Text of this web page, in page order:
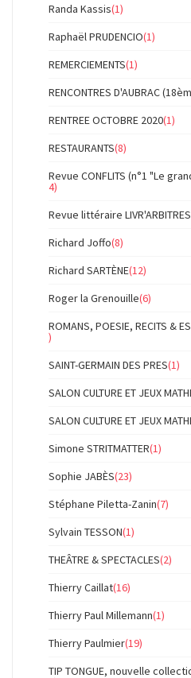
Randa Kassis(1)
Raphaël PRUDENCIO(1)
REMERCIEMENTS(1)
RENCONTRES D'AUBRAC
RENTREE OCTOBRE 2020(1)
RESTAURANTS(8)
Revue CONFLITS (n°1 "Le
4)
Revue littéraire LIVR'ARBITRES
Richard Joffo(8)
Richard SARTÈNE(12)
Roger la Grenouille(6)
ROMANS, POESIE, RECITS &
)
SAINT-GERMAIN DES PRES(1)
SALON CULTURE ET JEUX
SALON CULTURE ET JEUX
Simone STRITMATTER(1)
Sophie JABÈS(23)
Stéphane Piletta-Zanin(7)
Sylvain TESSON(1)
THEÂTRE & SPECTACLES(2)
Thierry Caillat(16)
Thierry Paul Millemann(1)
Thierry Paulmier(19)
TIP TONGUE, nouvelle